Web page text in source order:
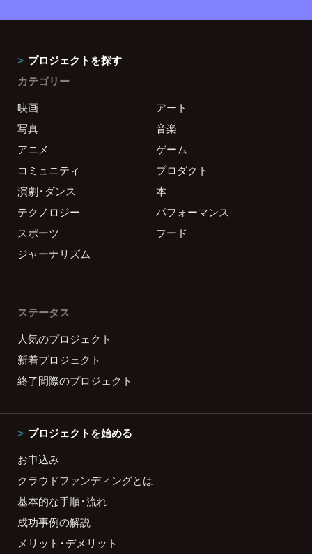
プロジェクトを探す
カテゴリー
映画
アート
写真
音楽
アニメ
ゲーム
コミュニティ
プロダクト
演劇・ダンス
本
テクノロジー
パフォーマンス
スポーツ
フード
ジャーナリズム
ステータス
人気のプロジェクト
新着プロジェクト
終了間際のプロジェクト
プロジェクトを始める
お申込み
クラウドファンディングとは
基本的な手順・流れ
成功事例の解説
メリット・デメリット